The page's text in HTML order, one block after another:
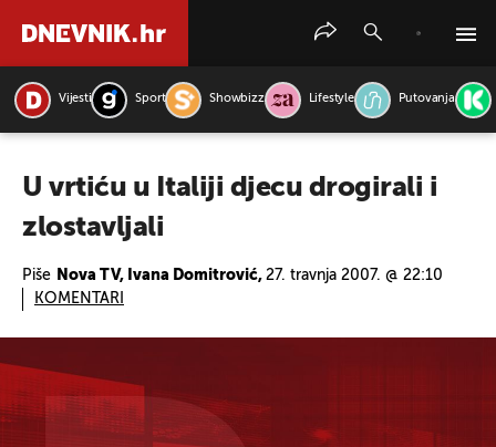
Vijesti Sport Showbizz Lifestyle Putovanja
U vrtiću u Italiji djecu drogirali i
zlostavljali
Piše Nova TV, Ivana Domitrović, 27. travnja 2007. @ 22:10
KOMENTARI
PRETRAŽITE VIJESTI